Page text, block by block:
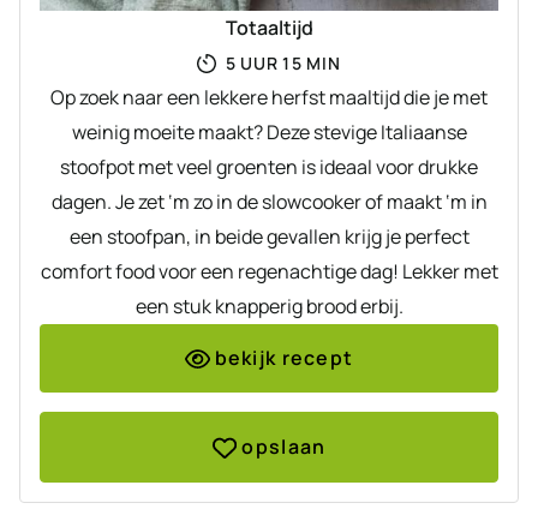
Totaaltijd
5 UUR
UUR 15MINUTEN
MIN
Op zoek naar een lekkere herfst maaltijd die je met
weinig moeite maakt? Deze stevige Italiaanse
stoofpot met veel groenten is ideaal voor drukke
dagen. Je zet ‘m zo in de slowcooker of maakt ‘m in
een stoofpan, in beide gevallen krijg je perfect
comfort food voor een regenachtige dag! Lekker met
een stuk knapperig brood erbij.
bekijk recept
opslaan